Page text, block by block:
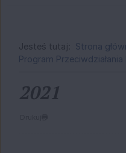
Jesteś tutaj: Strona
Program
2021